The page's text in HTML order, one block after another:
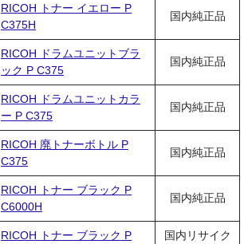
RICOH トナー イエロー P
C375H
国内純正品
RICOH ドラムユニットブラ
ック P C375
国内純正品
RICOH ドラムユニットカラ
ー P C375
国内純正品
RICOH 廃トナーボトル P
C375
国内純正品
RICOH トナー ブラック P
C6000H
国内純正品
RICOH トナー ブラック P
国内リサイク